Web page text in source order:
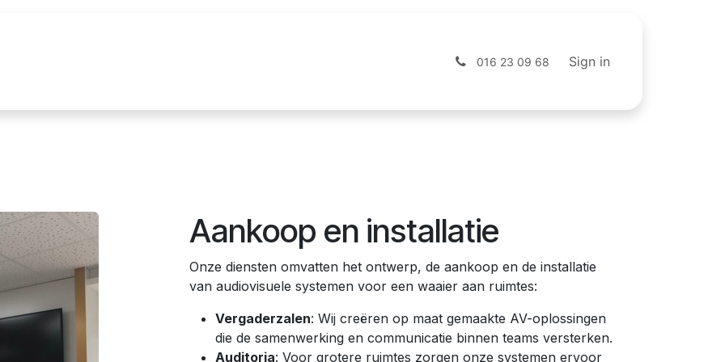
016 23 09 68 Sign in
Aankoop en installatie
Onze diensten omvatten het ontwerp, de aankoop en de installatie
van audiovisuele systemen voor een waaier aan ruimtes:
Vergaderzalen: Wij creëren op maat gemaakte AV-oplossingen
die de samenwerking en communicatie binnen teams versterken.
Auditoria: Voor grotere ruimtes zorgen onze systemen ervoor